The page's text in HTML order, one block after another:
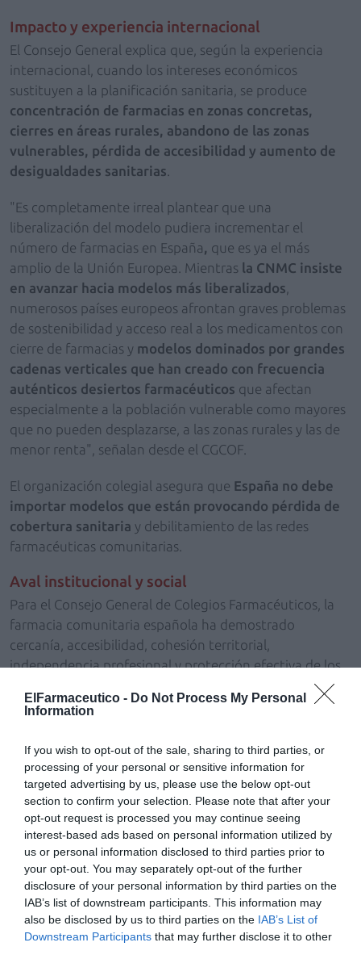
ElFarmaceutico - Do Not Process My Personal
Information
If you wish to opt-out of the sale, sharing to third parties, or
processing of your personal or sensitive information for
targeted advertising by us, please use the below opt-out
section to confirm your selection. Please note that after your
opt-out request is processed you may continue seeing
interest-based ads based on personal information utilized by
us or personal information disclosed to third parties prior to
your opt-out. You may separately opt-out of the further
disclosure of your personal information by third parties on the
IAB’s list of downstream participants. This information may
also be disclosed by us to third parties on the IAB’s List of
Downstream Participants that may further disclose it to other
Impacto y experiencia internacional
El Consejo General explica que, según la experiencia
internacional, cuando los intereses económicos
sustituyen a la planificación sanitaria, se produce
concentración de farmacias en zonas concretas,
cierres en áreas rurales, abandono de las zonas
vulnerables, pérdida de accesibilidad y aumento de
desigualdades sanitarias
"Es completamente irreal plantear que una
liberalización del modelo pudiera incrementar el
número de farmacias en España, que es ya el más
amplio de la Unión Europea. Mientras la CNMC insiste
en avanzar hacia modelos más liberalizados
numerosos países europeos afrontan graves problemas
de sostenibilidad y acceso real a los medicamentos con
cierre de farmacias y modelos dominados por grandes
cadenas verticales que han creado con frecuencia
auténticos desiertos farmacéuticos que afectan
especialmente a la población vulnerable como mayores
que no pueden desplazarse, a las zonas rurales y las de
menor renta", señalan desde el CGCOF.
El organización colegial asegura que España no debe
importar modelos que están provocando pérdida de
cobertura sanitaria y debilitamiento de las redes
farmacéuticas comunitarias.
Aval institucional y social
Para el Consejo General de Colegios Farmacéuticos, la
farmacia comunitaria española ha demostrado
cercanía, accesibilidad, cohesión territorial,
independencia profesional y protección efectiva de los
pacientes, lo que supone "un importante valor sanitario
y social".
Tribunal de Justicia de la Unión Europeahaya avalado
expresamente este modelo por razones de salud
pública, seguridad del paciente y garantía de
abastecimiento.
"Reducir la farmacia a una mera actividad económica
como propone el informe de la
CNMC supone ignorar
deliberadamente su dimensión sanitaria y social y pone
en riesgo un modelo que ha permitido garantizar en
Españauno de los mayores niveles de accesibilidad y